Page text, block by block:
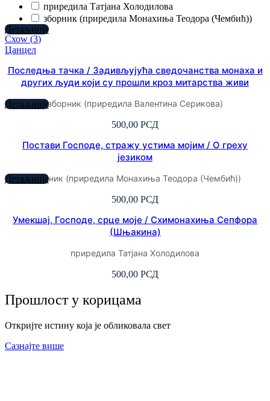
приредила Татјана Холодилова
зборник (приредила Монахиња Теодора (Чембић))
Схоw (3)
Цанцел
Детаљније
Последња тачка / Задивљујућа сведочанства монаха и
других људи који су прошли кроз митарства живи
зборник (приредила Валентина Серикова)
500,00 РСД
Детаљније
Постави Господе, стражу устима мојим / О греху
језиком
зборник (приредила Монахиња Теодора (Чембић))
500,00 РСД
Детаљније
Умекшај, Господе, срце моје / Схимонахиња Сепфора
(Шњакина)
приредила Татјана Холодилова
500,00 РСД
Прошлост у корицама
Откријте истину која је обликовала свет
Сазнајте више